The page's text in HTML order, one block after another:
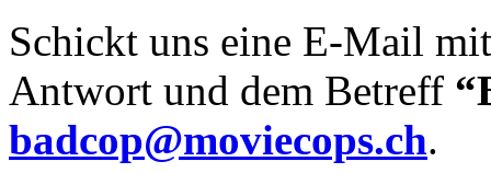
Schickt uns eine E-Mail
Antwort und dem Betreff
badcop@moviecops.ch.